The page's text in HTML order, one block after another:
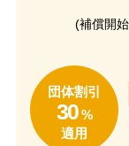
(補償開
団体割引
30%
適用